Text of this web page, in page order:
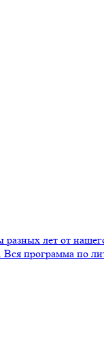
лет от
программа по